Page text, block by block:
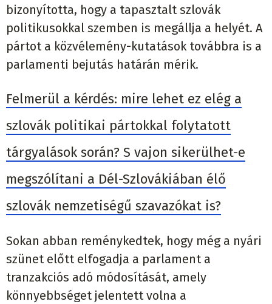
bizonyította, hogy a tapasztalt szlovák
politikusokkal szemben is megállja a helyét. A
pártot a közvélemény-kutatások továbbra is a
parlamenti bejutás határán mérik.
Felmerül a kérdés: mire lehet ez elég a
szlovák politikai pártokkal folytatott
tárgyalások során? S vajon sikerülhet-e
megszólítani a Dél-Szlovákiában élő
szlovák nemzetiségű szavazókat is?
Sokan abban reménykedtek, hogy még a nyári
szünet előtt elfogadja a parlament a
tranzakciós adó módosítását, amely
könnyebbséget jelentett volna a